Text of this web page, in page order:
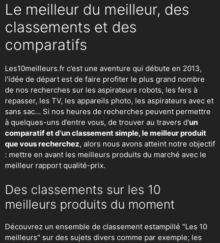
Le meilleur du meilleur, des
classements et des
comparatifs
Les10meilleurs.fr c’est une aventure qui débute en 2013,
l'idée de départ est de faire profiter le plus grand nombre
de nos recherches sur les aspirateurs robots, les fers à
repasser, les TV, les appareils photo, les aspirateurs avec et
sans sac… Si nos heures de recherches peuvent permettre
à quelques-uns d’entre vous, de trouver au travers d'un
comparatif et d'un classement simple, le meilleur produit
que vous recherchez, alors nous avons atteint notre objectif
: mettre en avant les meilleurs produits du marché avec le
meilleur rapport qualité-prix.
Des classements sur les 10
meilleurs produits du moment
Découvrez un ensemble de classement estampillé "Les 10
meilleurs" sur des sujets divers comme par exemple; les